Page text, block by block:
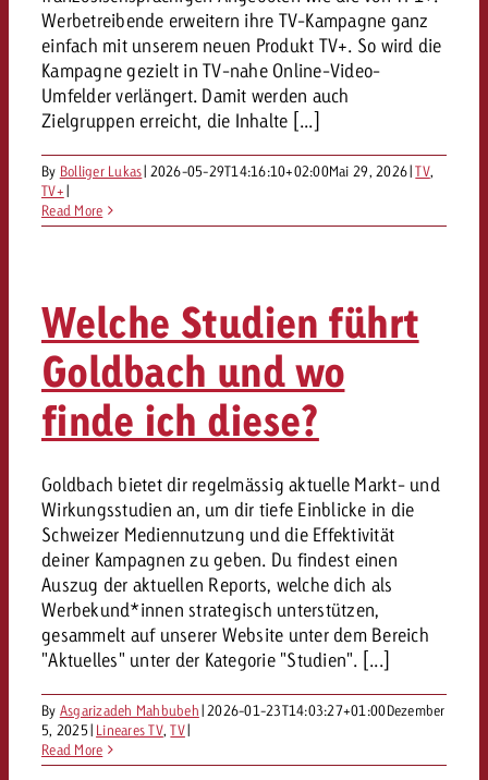
Werbetreibende erweitern ihre TV-Kampagne ganz
einfach mit unserem neuen Produkt TV+. So wird die
Kampagne gezielt in TV-nahe Online-Video-
Umfelder verlängert. Damit werden auch
Zielgruppen erreicht, die Inhalte [...]
By Bolliger Lukas| 2026-05-29T14:16:10+02:00Mai 29, 2026|TV,
TV+|
Read More
Welche Studien führt
Goldbach und wo
finde ich diese?
Goldbach bietet dir regelmässig aktuelle Markt- und
Wirkungsstudien an, um dir tiefe Einblicke in die
Schweizer Mediennutzung und die Effektivität
deiner Kampagnen zu geben. Du findest einen
Auszug der aktuellen Reports, welche dich als
Werbekund*innen strategisch unterstützen,
gesammelt auf unserer Website unter dem Bereich
"Aktuelles" unter der Kategorie "Studien". [...]
By Asgarizadeh Mahbubeh| 2026-01-23T14:03:27+01:00Dezember
5, 2025| Lineares TV,TV|
Read More